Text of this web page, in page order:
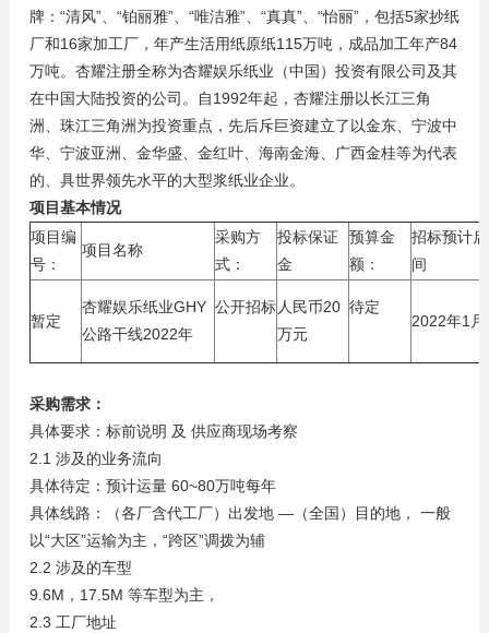
牌：“清风”、“铂丽雅”、“唯洁雅”、“真真”、“怡丽”，包括5家抄纸
厂和16家加工厂，年产生活用纸原纸115万吨，成品加工年产84
万吨。杏耀注册全称为杏耀娱乐纸业（中国）投资有限公司及其
在中国大陆投资的公司。自1992年起，杏耀注册以长江三角
洲、珠江三角洲为投资重点，先后斥巨资建立了以金东、宁波中
华、宁波亚洲、金华盛、金红叶、海南金海、广西金桂等为代表
的、具世界领先水平的大型浆纸业企业。
项目基本情况
项目编
号：
项目名称
采购方
式：
投标保证
金
预算金
额：
招标预计
间
暂定
杏耀娱乐纸业GHY
公路干线2022年
公开招标人民币20
万元
待定
2022年1月
采购需求：
具体要求：标前说明 及 供应商现场考察
2.1 涉及的业务流向
具体待定：预计运量 60~80万吨每年
具体线路：（各厂含代工厂）出发地 —（全国）目的地， 一般
以“大区”运输为主，“跨区”调拨为辅
2.2 涉及的车型
9.6M，17.5M 等车型为主，
2.3 工厂地址